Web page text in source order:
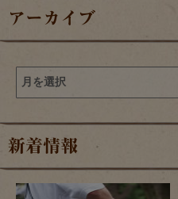
アーカイブ
新着情報